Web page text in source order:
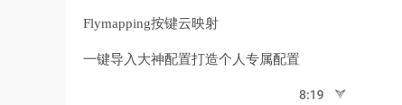
Flymapping按键云映射
一键导入大神配置打造个人专属配置